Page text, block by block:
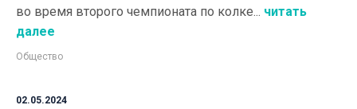
во время второго чемпионата по колке... читать
далее
Общество
02.05.2024